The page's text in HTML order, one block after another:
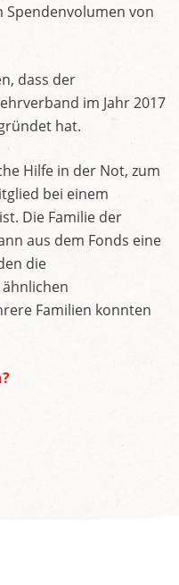
von
dass der
im Jahr 2017
hat.
Hilfe in der Not, zum
bei einem
Die Familie der
aus dem Fonds eine
die
Familien konnten